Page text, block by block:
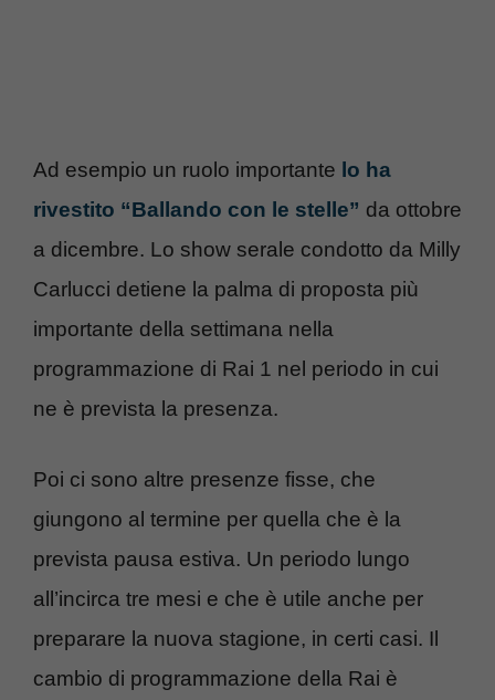
Ad esempio un ruolo importante lo ha
rivestito “Ballando con le stelle” da ottobre
a dicembre. Lo show serale condotto da Milly
Carlucci detiene la palma di proposta più
importante della settimana nella
programmazione di Rai 1 nel periodo in cui
ne è prevista la presenza.
Poi ci sono altre presenze fisse, che
giungono al termine per quella che è la
prevista pausa estiva. Un periodo lungo
all’incirca tre mesi e che è utile anche per
preparare la nuova stagione, in certi casi. Il
cambio di programmazione della Rai è